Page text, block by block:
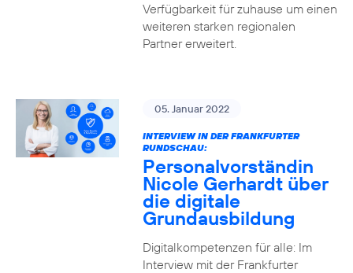
Verfügbarkeit für zuhause um einen
weiteren starken regionalen
Partner erweitert.
05. Januar 2022
INTERVIEW IN DER FRANKFURTER
RUNDSCHAU:
Personalvorständin
Nicole Gerhardt über
die digitale
Grundausbildung
Digitalkompetenzen für alle: Im
Interview mit der Frankfurter